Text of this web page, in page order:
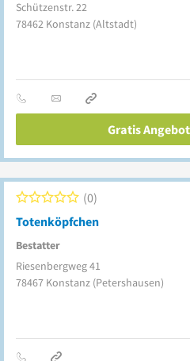
Schützenstr. 22
78462 Konstanz (Altstadt)
Gratis
Totenköpfchen
Bestatter
0
Riesenbergweg 41
78467 Konstanz (Petershausen)